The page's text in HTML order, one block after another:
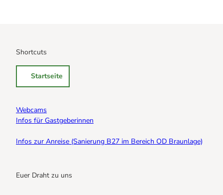
Shortcuts
Startseite
Webcams
Infos für Gastgeberinnen
Infos zur Anreise (Sanierung B27 im Bereich OD Braunlage)
Euer Draht zu uns